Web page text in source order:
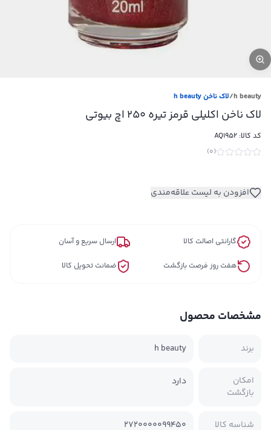
h beauty
/لاک ناخن h beauty
لاک ناخن اکلیلی قرمز تیره 250 اچ بیوتی
کد کالا: AQ1952
(
0
)
افزودن به لیست علاقه‌مندی
گارانتی اصالت کالا ارسال سریع و آسان
هفت روز فرصت بازگشت ضمانت تحویل کالا
مشخصات محصول
برند h beauty
امکان
بازگشت
دارد
شناسه کالا 2720000099450